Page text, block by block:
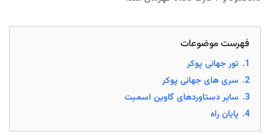
فهرست موضوعات
1. تور جهانی پوکر
2. سری های جهانی پوکر
3. سایر دستاوردهای گاوین اسمیت
4. پایان راه